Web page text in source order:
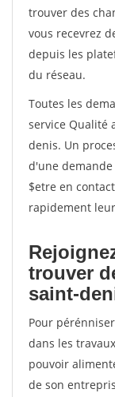
trouver des
vous recevrez
depuis les
du réseau.
Toutes les
service Qualité
denis. Un
d'une
$etre en
rapidement
trouver
saint-
Pour
dans les
pouvoir
de son